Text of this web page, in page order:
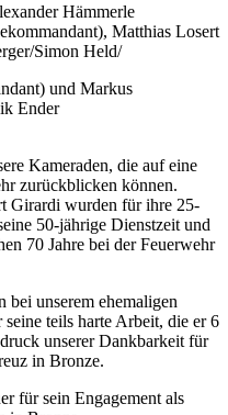
Hämmerle
Matthias Losert
Simon Held/
und Markus
Ender
Kameraden, die auf eine
zurückblicken können.
Girardi wurden für ihre 25-
50-jährige Dienstzeit und
70 Jahre bei der Feuerwehr
bei unserem ehemaligen
teils harte Arbeit, die er 6
unserer Dankbarkeit für
in Bronze.
für sein Engagement als